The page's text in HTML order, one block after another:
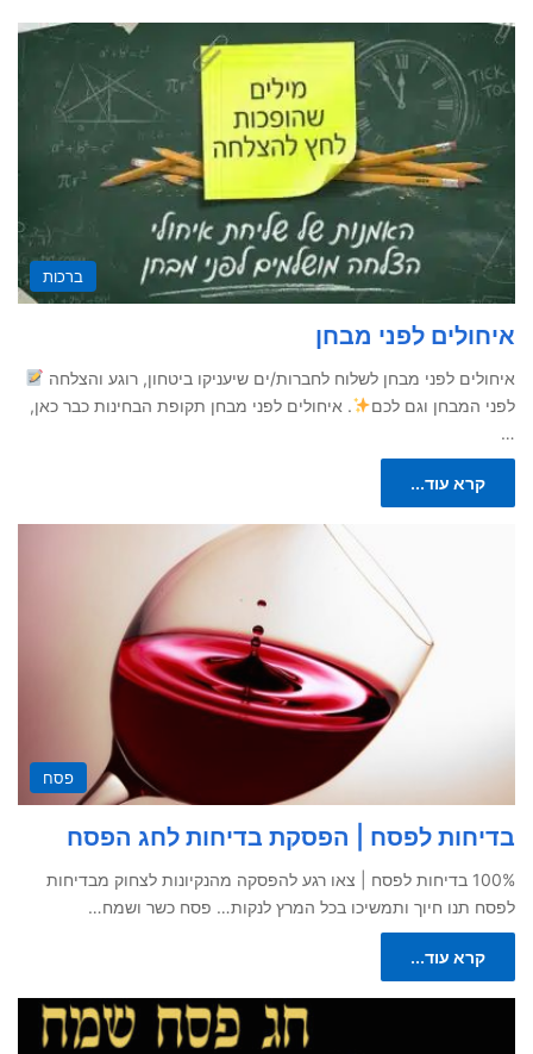
ברכות
איחולים לפני מבחן
איחולים לפני מבחן לשלוח לחברות/ים שיעניקו ביטחון, רוגע והצלחה
לפני המבחן וגם לכם
. איחולים לפני מבחן תקופת הבחינות כבר כאן,
…
קרא עוד...
פסח
בדיחות לפסח | הפסקת בדיחות לחג הפסח
100% בדיחות לפסח | צאו רגע להפסקה מהנקיונות לצחוק מבדיחות
לפסח תנו חיוך ותמשיכו בכל המרץ לנקות… פסח כשר ושמח…
קרא עוד...